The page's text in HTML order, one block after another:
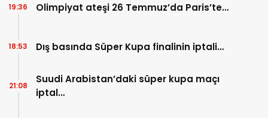
Olimpiyat ateşi 26 Temmuz’da Paris’te…
19:36
Dış basında Süper Kupa finalinin iptali…
18:53
Suudi Arabistan’daki süper kupa maçı
iptal…
21:08